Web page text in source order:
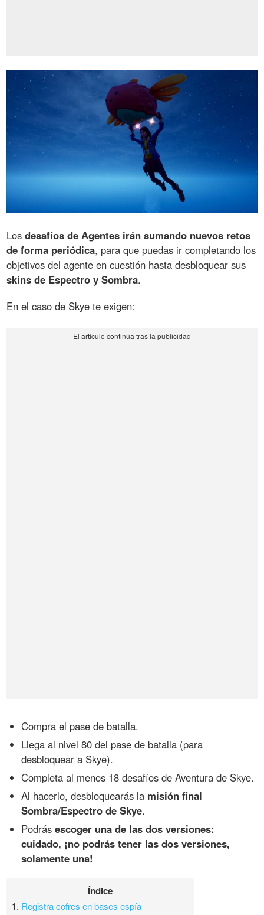
Losdesafíos de Agentes irán sumando nuevos retos
de forma periódica, para que puedas ir completando los
objetivos del agente en cuestión hasta desbloquear sus
skins de Espectro y Sombra.
En el caso de Skye te exigen:
Compra el pase de batalla.
Llega al nivel 80 del pase de batalla (para
desbloquear a Skye).
Completa al menos 18 desafíos de Aventura de Skye.
Al hacerlo, desbloquearás la misión final
Sombra/Espectro de Skye.
Podrásescoger una de las dos versiones:
cuidado, ¡no podrás tener las dos versiones,
solamente una!
Índice
1. Registra cofres en bases espía